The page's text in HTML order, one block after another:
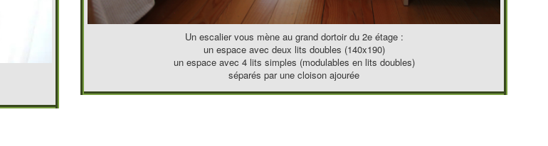
Un escalier vous mène au grand dortoir du 2e étage :
un espace avec deux lits doubles (140x190)
un espace avec 4 lits simples (modulables en lits doubles)
séparés par une cloison ajourée